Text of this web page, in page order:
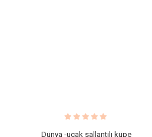
Dünya -uçak sallantılı küpe